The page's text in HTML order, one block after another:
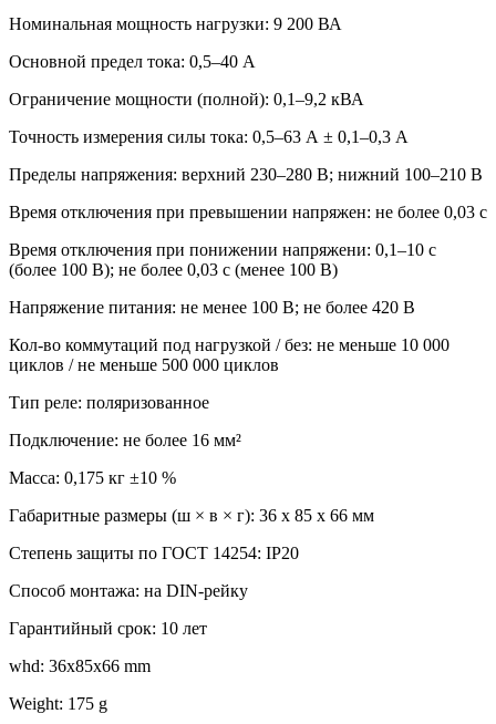
Номинальная мощность нагрузки: 9 200 ВА
Основной предел тока: 0,5–40 А
Ограничение мощности (полной): 0,1–9,2 кВА
Точность измерения силы тока: 0,5–63 А ± 0,1–0,3 А
Пределы напряжения: верхний 230–280 В; нижний 100–210 В
Время отключения при превышении напряжен: не более 0,03 с
Время отключения при понижении напряжени: 0,1–10 c
(более 100 В); не более 0,03 с (менее 100 В)
Напряжение питания: не менее 100 В; не более 420 В
Кол-во коммутаций под нагрузкой / без: не меньше 10 000
циклов / не меньше 500 000 циклов
Тип реле: поляризованное
Подключение: не более 16 мм²
Масса: 0,175 кг ±10 %
Габаритные размеры (ш × в × г): 36 х 85 х 66 мм
Степень защиты по ГОСТ 14254: IP20
Способ монтажа: на DIN-рейку
Гарантийный срок: 10 лет
whd: 36x85x66 mm
Weight: 175 g